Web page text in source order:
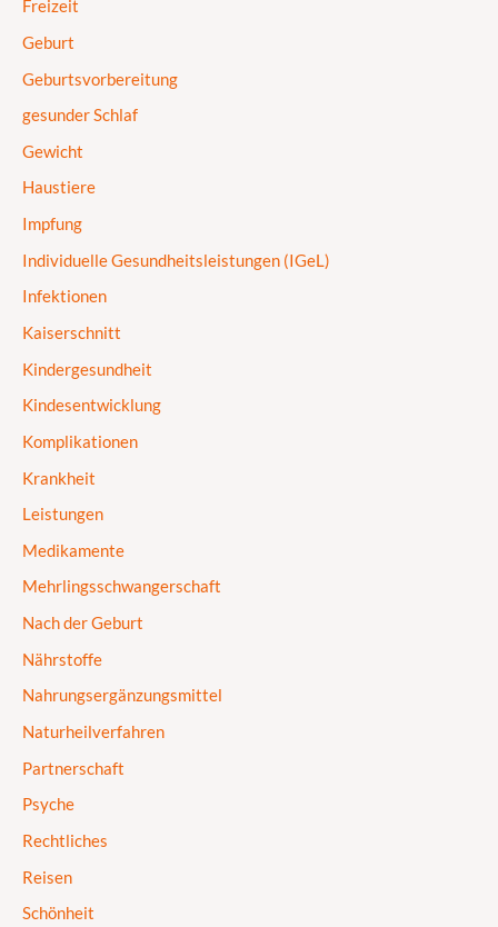
Freizeit
Geburt
Geburtsvorbereitung
gesunder Schlaf
Gewicht
Haustiere
Impfung
Individuelle Gesundheitsleistungen (IGeL)
Infektionen
Kaiserschnitt
Kindergesundheit
Kindesentwicklung
Komplikationen
Krankheit
Leistungen
Medikamente
Mehrlingsschwangerschaft
Nach der Geburt
Nährstoffe
Nahrungsergänzungsmittel
Naturheilverfahren
Partnerschaft
Psyche
Rechtliches
Reisen
Schönheit